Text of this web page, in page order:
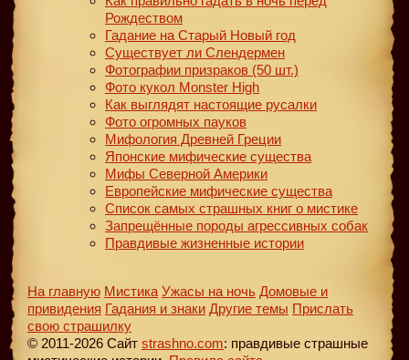
Рождеством
Гадание на Старый Новый год
Существует ли Слендермен
Фотографии призраков (50 шт.)
Фото кукол Monster High
Как выглядят настоящие русалки
Фото огромных пауков
Мифология Древней Греции
Японские мифические существа
Мифы Северной Америки
Европейские мифические существа
Список самых страшных книг о мистике
Запрещённые породы агрессивных собак
Правдивые жизненные истории
На главную Мистика Ужасы на ночь Домовые и
привидения Гадания и знаки Другие темы Прислать
свою страшилку
© 2011-2026 Сайт strashno.com: правдивые страшные